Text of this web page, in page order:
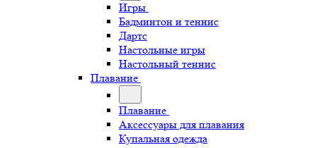
Игры
Бадминтон и теннис
Дартс
Настольные игры
Настольный теннис
Плавание
Плавание
Аксессуары для плавания
Купальная одежда